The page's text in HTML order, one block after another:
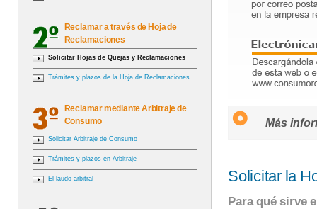
Reclamar a través de Hoja de
Reclamaciones
Solicitar Hojas de Quejas y Reclamaciones
Trámites y plazos de la Hoja de Reclamaciones
Reclamar mediante Arbitraje de
Consumo
Solicitar Arbitraje de Consumo
Trámites y plazos en Arbitraje
El laudo arbitral
Más
Solicitar la
Para qué sirve